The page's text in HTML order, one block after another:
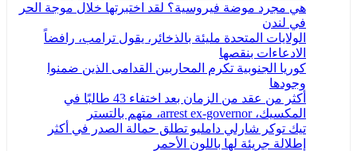
هي مجرد موضة فيروسية؟ لقد اختبرتها خلال موجة الحر
في لندن
الولايات المتحدة مليئة بالذخائر، يقول ترامب، رافضاً
الادعاءات بنقصها
كوريا الجنوبية تكرم المحاربين القدامى الذين ضمنوا
وجودها
أكثر من عقد من الزمان بعد اختفاء 43 طالبًا في
المكسيك، arrest ex-governor، متهم بالتستر
تيك توكر شارلي دامليو تطلق حمالة الصدر في أكثر
إطلالة جريئة لها باللون الأحمر